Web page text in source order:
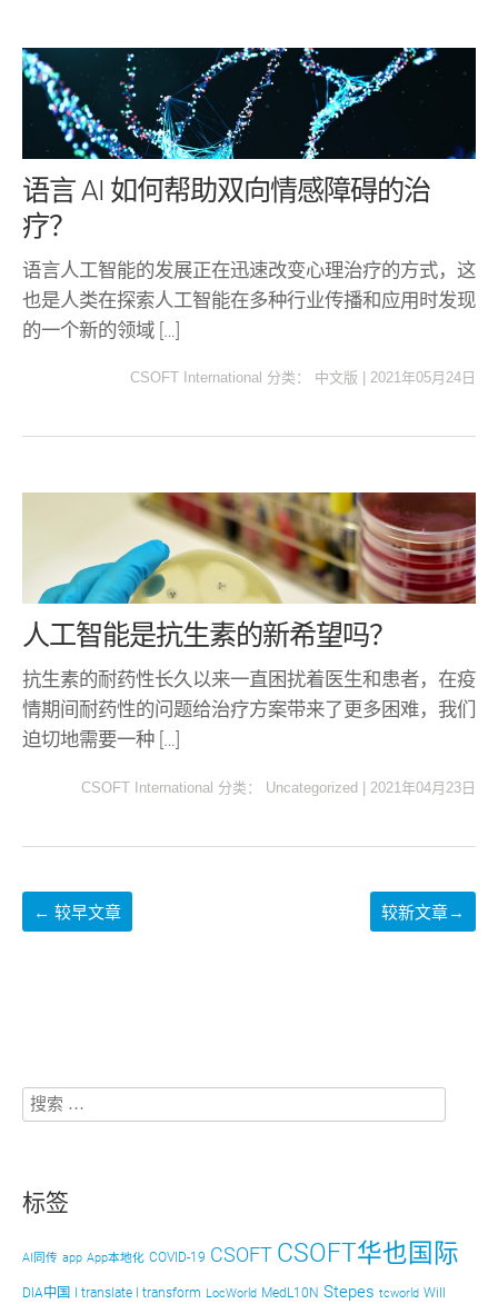
语言 AI 如何帮助双向情感障碍的治
疗？
语言人工智能的发展正在迅速改变心理治疗的方式，这
也是人类在探索人工智能在多种行业传播和应用时发现
的一个新的领域 […]
CSOFT International 分类： 中文版 2021年05月24日
人工智能是抗生素的新希望吗？
抗生素的耐药性长久以来一直困扰着医生和患者，在疫
情期间耐药性的问题给治疗方案带来了更多困难，我们
迫切地需要一种 […]
CSOFT International 分类： Uncategorized | 2021年04月23日
← 较早文章 较新文章→
标签
AI同传 app App本地化 COVID-19 CSOFT CSOFT华也国际
DIA中国 I translate I transform LocWorld MedL10N Stepes tcworld Will